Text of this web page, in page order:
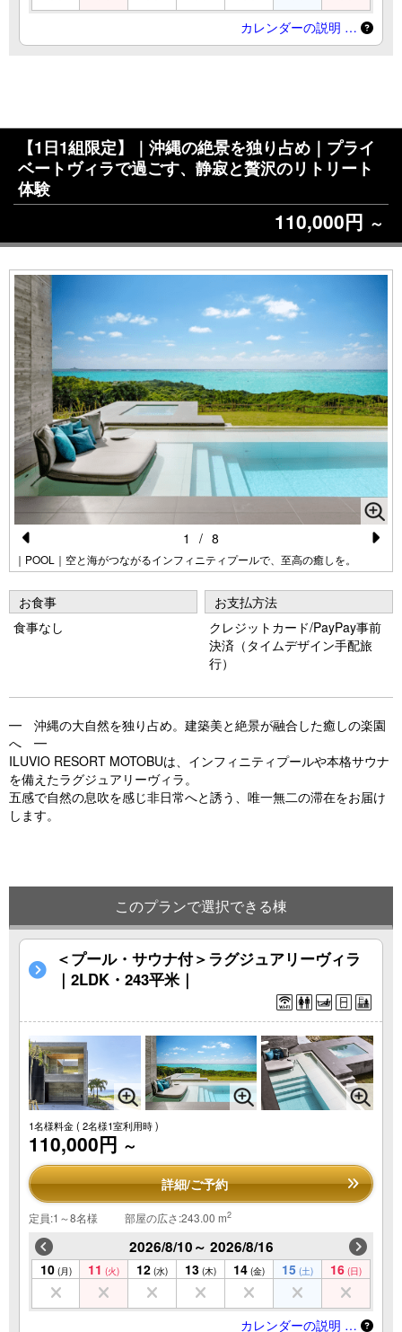
カレンダーの説明 …
【1日1組限定】｜沖縄の絶景を独り占め｜プライ
ベートヴィラで過ごす、静寂と贅沢のリトリート
体験
110,000円 ～
Pr
e
vi
o
s
｜POOL｜空と海がつながるインフィニティプールで、至高の癒しを。
e
xt
1 / 8
お食事
食事なし
お支払方法
クレジットカード/PayPay事前
決済（タイムデザイン手配旅
行）
━ 沖縄の大自然を独り占め。建築美と絶景が融合した癒しの楽園
へ ━
ILUVIO RESORT MOTOBUは、インフィニティプールや本格サウナ
を備えたラグジュアリーヴィラ。
五感で自然の息吹を感じ非日常へと誘う、唯一無二の滞在をお届け
します。
このプランで選択できる棟
＜プール・サウナ付＞ラグジュアリーヴィラ
｜2LDK・243平米｜
1名様料金( 2名様1室利用時 )
110,000円 ～
詳細/ご予約
定員:1～8名様 部屋の広さ:243.00 m2
2026/8/10～ 2026/8/16
10 (月) 11 (火) 12 (水) 13 (木) 14 (金) 15 (土) 16 (日)
カレンダーの説明 …